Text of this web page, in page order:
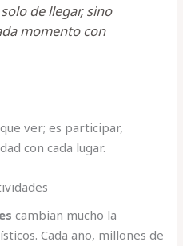
de llegar, sino
momento con
ver; es participar,
con cada lugar.
cambian mucho la
Cada año, millones de